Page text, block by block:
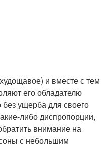
и вместе с тем
его обладателю
ущерба для своего
либо диспропорции,
внимание на
с небольшим